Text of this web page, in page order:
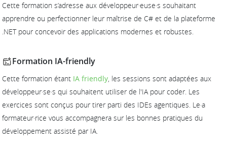
Cette formation s’adresse aux développeur·euse·s souhaitant
apprendre ou perfectionner leur maîtrise de C# et de la plateforme
.NET pour concevoir des applications modernes et robustes.
Formation IA-friendly
Cette formation étant IA friendly, les sessions sont adaptées aux
développeur·se·s qui souhaitent utiliser de l'IA pour coder. Les
exercices sont conçus pour tirer parti des IDEs agentiques. Le·a
formateur·rice vous accompagnera sur les bonnes pratiques du
développement assisté par IA.